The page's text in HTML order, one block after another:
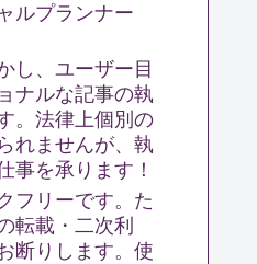
ルプランナー
し、ユーザー目
ナルな記事の執
。法律上個別の
れませんが、執
事を承ります！
フリーです。た
転載・二次利
断りします。使